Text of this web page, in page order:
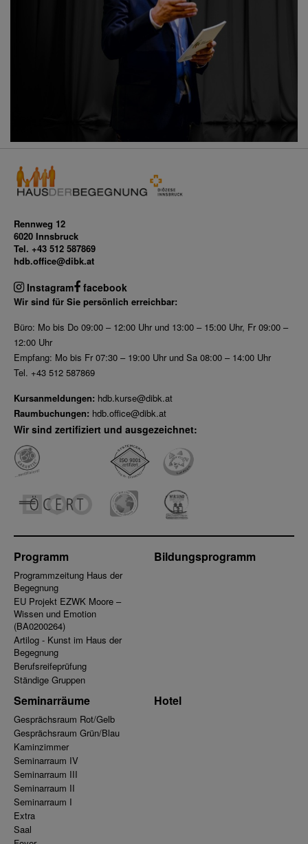
Rennweg 12
6020 Innsbruck
Tel. +43 512 587869
hdb.office@dibk.at
Instagram facebook
Wir sind für Sie persönlich erreichbar:
Büro: Mo bis Do 09:00 – 12:00 Uhr und 13:00 – 15:00 Uhr, Fr 09:00 –
12:00 Uhr
Empfang: Mo bis Fr 07:30 – 19:00 Uhr und Sa 08:00 – 14:00 Uhr
Tel. +43 512 587869
Kursanmeldungen: hdb.kurse@dibk.at
Raumbuchungen: hdb.office@dibk.at
Wir sind zertifiziert und ausgezeichnet:
Programm
Programmzeitung Haus der
Begegnung
EU Projekt EZWK Moore –
Wissen und Emotion
(BA0200264)
Artilog - Kunst im Haus der
Begegnung
Berufsreifeprüfung
Ständige Gruppen
Bildungsprogramm
Seminarräume
Gesprächsraum Rot/Gelb
Gesprächsraum Grün/Blau
Kaminzimmer
Seminarraum IV
Seminarraum III
Seminarraum II
Seminarraum I
Extra
Saal
Hotel